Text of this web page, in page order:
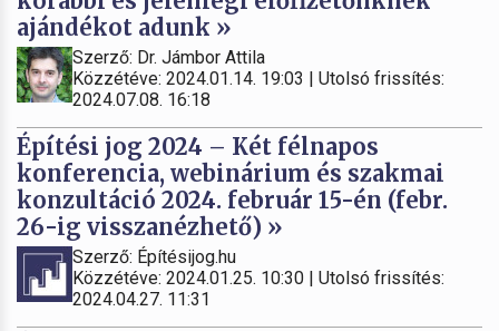
ajándékot adunk »
Szerző: Dr. Jámbor Attila
Közzétéve: 2024.01.14. 19:03 | Utolsó frissítés:
2024.07.08. 16:18
Építési jog 2024 – Két félnapos
konferencia, webinárium és szakmai
konzultáció 2024. február 15-én (febr.
26-ig visszanézhető) »
Szerző: Építésijog.hu
Közzétéve: 2024.01.25. 10:30 | Utolsó frissítés:
2024.04.27. 11:31